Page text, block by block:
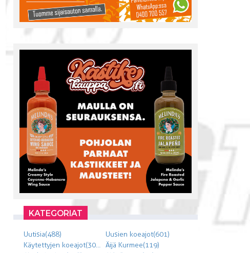
KATEGORIAT
Uutisia (488)
Uusien koeajot (601)
Käytettyjen koeajot (303) Äijä Kurmee (119)